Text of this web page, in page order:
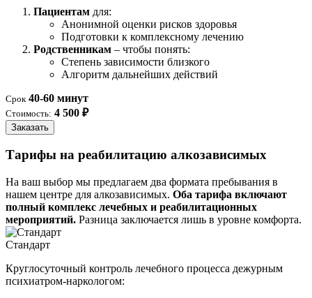
Пациентам для:
Анонимной оценки рисков здоровья
Подготовки к комплексному лечению
Родственникам – чтобы понять:
Степень зависимости близкого
Алгоритм дальнейших действий
Срок 40-60 минут
Стоимость: 4 500 ₽
Заказать
Тарифы на реабилитацию алкозависимых
На ваш выбор мы предлагаем два формата пребывания в
нашем центре для алкозависимых. Оба тарифа включают
полный комплекс лечебных и реабилитационных
мероприятий. Разница заключается лишь в уровне комфорта.
Стандарт
Круглосуточный контроль лечебного процесса дежурным
психиатром-наркологом: